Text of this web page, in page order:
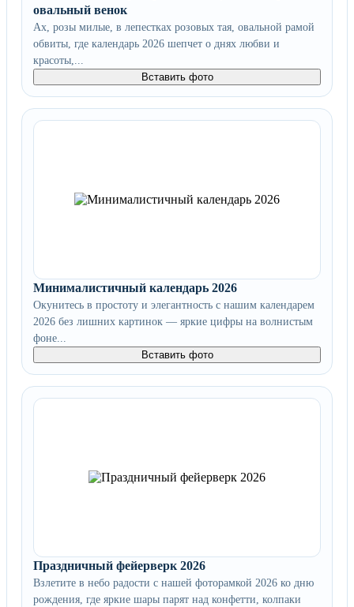
овальный венок
Ах, розы милые, в лепестках розовых тая, овальной рамой
обвиты, где календарь 2026 шепчет о днях любви и
красоты,...
Вставить фото
Минималистичный календарь 2026
Окунитесь в простоту и элегантность с нашим календарем
2026 без лишних картинок — яркие цифры на волнистым
фоне...
Вставить фото
Праздничный фейерверк 2026
Взлетите в небо радости с нашей фоторамкой 2026 ко дню
рождения, где яркие шары парят над конфетти, колпаки